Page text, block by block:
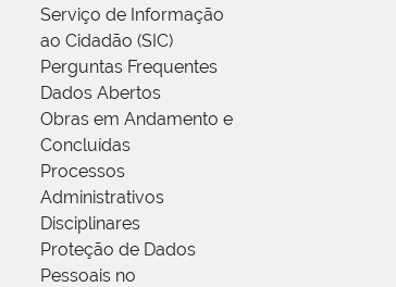
Serviço de Informação
ao Cidadão (SIC)
Perguntas Frequentes
Dados Abertos
Obras em Andamento e
Concluídas
Processos
Administrativos
Disciplinares
Proteção de Dados
Pessoais no